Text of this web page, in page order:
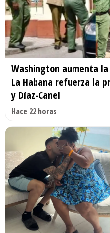
Washington aumenta
La Habana refuerza la
y Díaz-Canel
Hace 22 horas